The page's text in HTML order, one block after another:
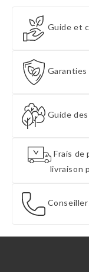
Guide et
Guide
Frais de
livraison